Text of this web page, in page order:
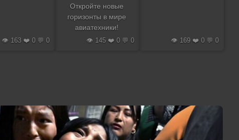
👁️ 163 ❤️ 0 💬 0
Откройте новые
горизонты в мире
авиатехники!
👁️ 145 ❤️ 0 💬 0
👁️ 169 ❤️ 0 💬 0